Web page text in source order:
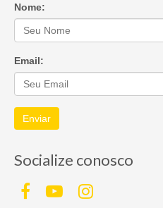
Nome:
Email:
Enviar
Socialize conosco